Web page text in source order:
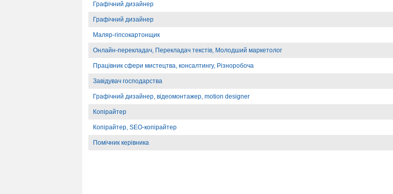
Графічний дизайнер
Графічний дизайнер
Маляр-гіпсокартонщик
Онлайн-перекладач, Перекладач текстів, Молодший маркетолог
Працівник сфери мистецтва, консалтингу, Різноробоча
Завідувач господарства
Графічний дизайнер, відеомонтажер, motion designer
Копірайтер
Копірайтер, SEO-копірайтер
Помічник керівника